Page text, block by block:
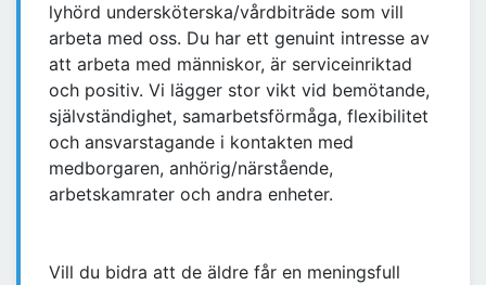
lyhörd undersköterska/vårdbiträde som vill
arbeta med oss. Du har ett genuint intresse av
att arbeta med människor, är serviceinriktad
och positiv. Vi lägger stor vikt vid bemötande,
självständighet, samarbetsförmåga, flexibilitet
och ansvarstagande i kontakten med
medborgaren, anhörig/närstående,
arbetskamrater och andra enheter.
Vill du bidra att de äldre får en meningsfull